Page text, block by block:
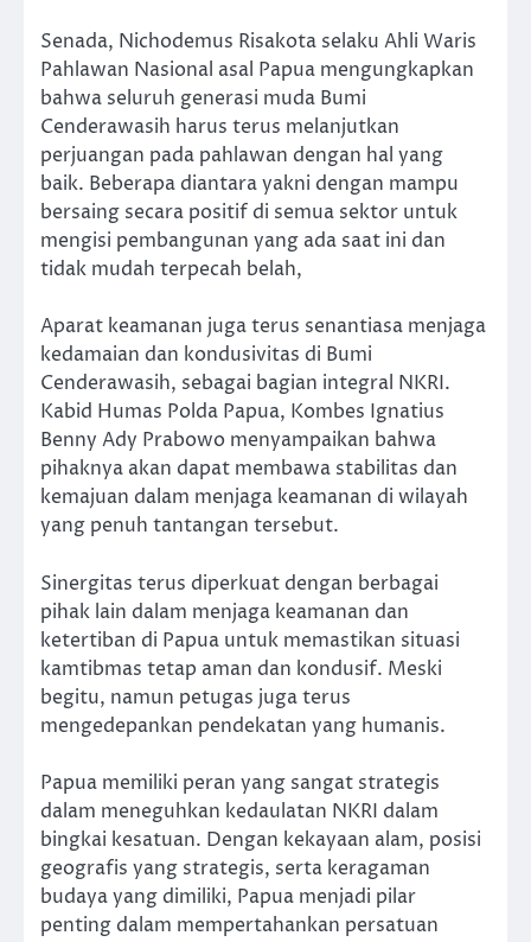
Senada, Nichodemus Risakota selaku Ahli Waris
Pahlawan Nasional asal Papua mengungkapkan
bahwa seluruh generasi muda Bumi
Cenderawasih harus terus melanjutkan
perjuangan pada pahlawan dengan hal yang
baik. Beberapa diantara yakni dengan mampu
bersaing secara positif di semua sektor untuk
mengisi pembangunan yang ada saat ini dan
tidak mudah terpecah belah,
Aparat keamanan juga terus senantiasa menjaga
kedamaian dan kondusivitas di Bumi
Cenderawasih, sebagai bagian integral NKRI.
Kabid Humas Polda Papua, Kombes Ignatius
Benny Ady Prabowo menyampaikan bahwa
pihaknya akan dapat membawa stabilitas dan
kemajuan dalam menjaga keamanan di wilayah
yang penuh tantangan tersebut.
Sinergitas terus diperkuat dengan berbagai
pihak lain dalam menjaga keamanan dan
ketertiban di Papua untuk memastikan situasi
kamtibmas tetap aman dan kondusif. Meski
begitu, namun petugas juga terus
mengedepankan pendekatan yang humanis.
Papua memiliki peran yang sangat strategis
dalam meneguhkan kedaulatan NKRI dalam
bingkai kesatuan. Dengan kekayaan alam, posisi
geografis yang strategis, serta keragaman
budaya yang dimiliki, Papua menjadi pilar
penting dalam mempertahankan persatuan